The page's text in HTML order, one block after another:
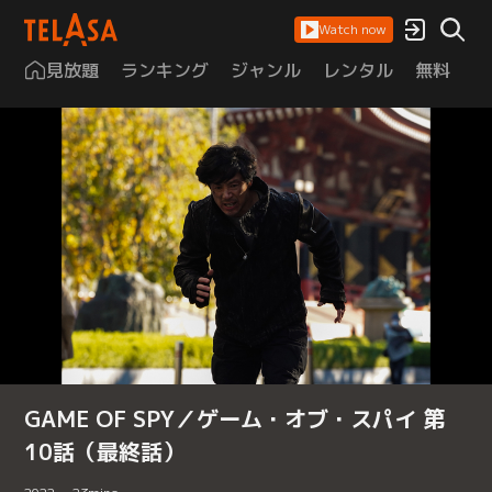
Watch now
見放題 ランキング ジャンル レンタル 無料
GAME OF SPY／ゲーム・オブ・スパイ 第
10話（最終話）